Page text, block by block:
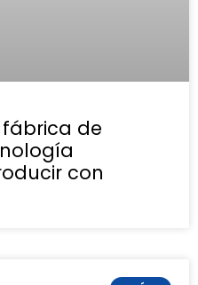
de
con